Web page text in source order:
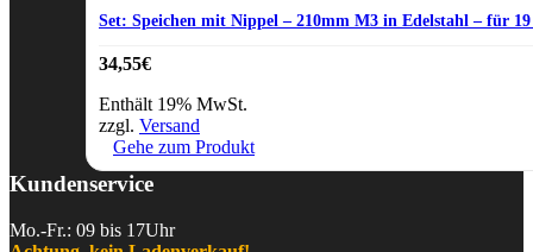
Set: Speichen mit Nippel – 210mm M3 in Edelstahl – für
34,55€
Enthält 19% MwSt.
zzgl. Versand
Gehe zum Produkt
Kundenservice
Mo.-Fr.: 09 bis 17Uhr